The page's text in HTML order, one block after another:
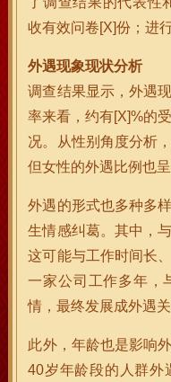
收有效问卷[X]份；进
外遇现象现状分析
调查结果显示，外遇
率来看，约有[X]%的
况。从性别角度分析
但女性的外遇比例也呈
外遇的形式也多种多
生情感纠葛。其中，
这可能与工作时间长
一家公司工作多年，
情，最终发展成外遇关
此外，年龄也是影响
40岁年龄段的人群外